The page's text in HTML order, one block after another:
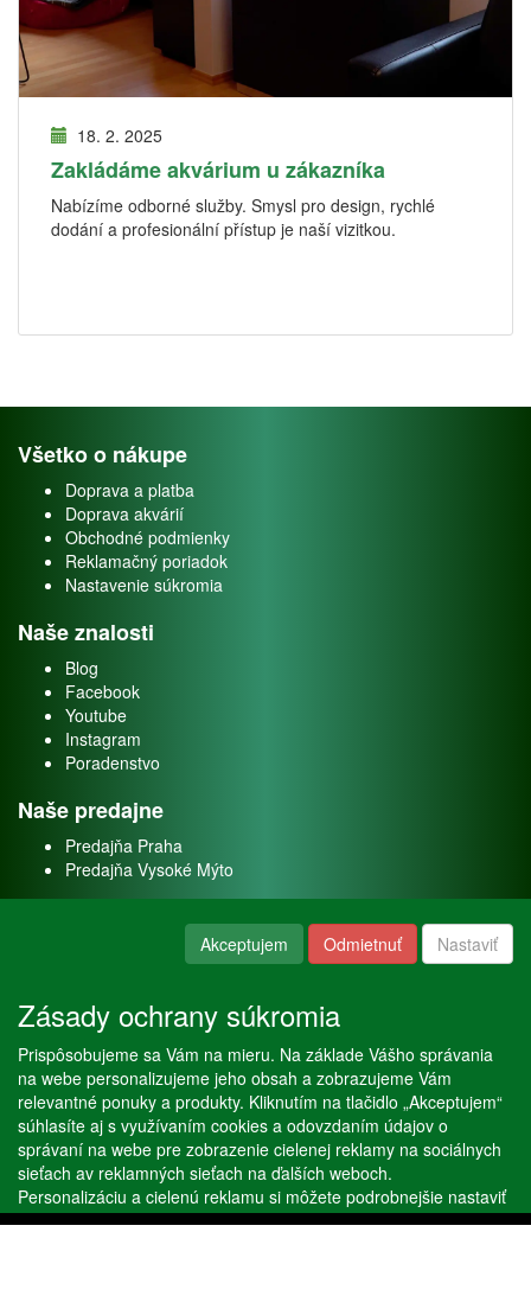
18. 2. 2025
Zakládáme akvárium u zákazníka
Nabízíme odborné služby. Smysl pro design, rychlé
dodání a profesionální přístup je naší vizitkou.
Všetko o nákupe
Doprava a platba
Doprava akvárií
Obchodné podmienky
Reklamačný poriadok
Nastavenie súkromia
Naše znalosti
Blog
Facebook
Youtube
Instagram
Poradenstvo
Naše predajne
Predajňa Praha
Predajňa Vysoké Mýto
Naše služby
Servis
Predaj akváriových rýb
Predaj akváriových rastlín
Copyright © Stöckl spol. s r. o. 2020, powered byABRA E-shop
Akceptujem Odmietnuť Nastaviť
Zásady ochrany súkromia
Prispôsobujeme sa Vám na mieru. Na základe Vášho správania
na webe personalizujeme jeho obsah a zobrazujeme Vám
relevantné ponuky a produkty. Kliknutím na tlačidlo „Akceptujem“
súhlasíte aj s využívaním cookies a odovzdaním údajov o
správaní na webe pre zobrazenie cielenej reklamy na sociálnych
sieťach av reklamných sieťach na ďalších weboch.
Personalizáciu a cielenú reklamu si môžete podrobnejšie nastaviť
alebo kedykoľvek vypnúť po kliknutí na tlačidlo „Nastaviť“.